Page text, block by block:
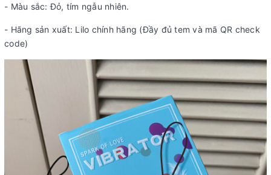
- Màu sắc: Đỏ, tím ngẫu nhiên.
- Hãng sản xuất: Lilo chính hãng (Đầy đủ tem và mã QR check
code)